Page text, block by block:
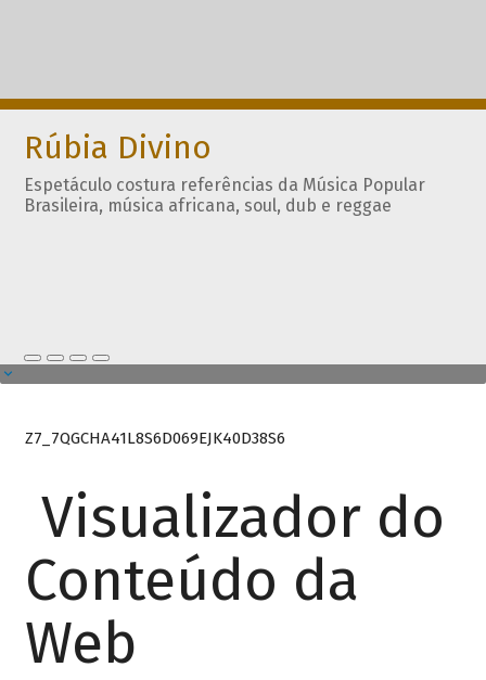
Rúbia Divino
Espetáculo costura referências da Música Popular
Brasileira, música africana, soul, dub e reggae
Z7_7QGCHA41L8S6D069EJK40D38S6
Visualizador do
Conteúdo da
Web